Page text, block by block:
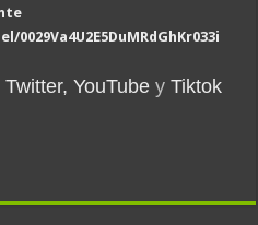
Twitter, YouTube yTiktok